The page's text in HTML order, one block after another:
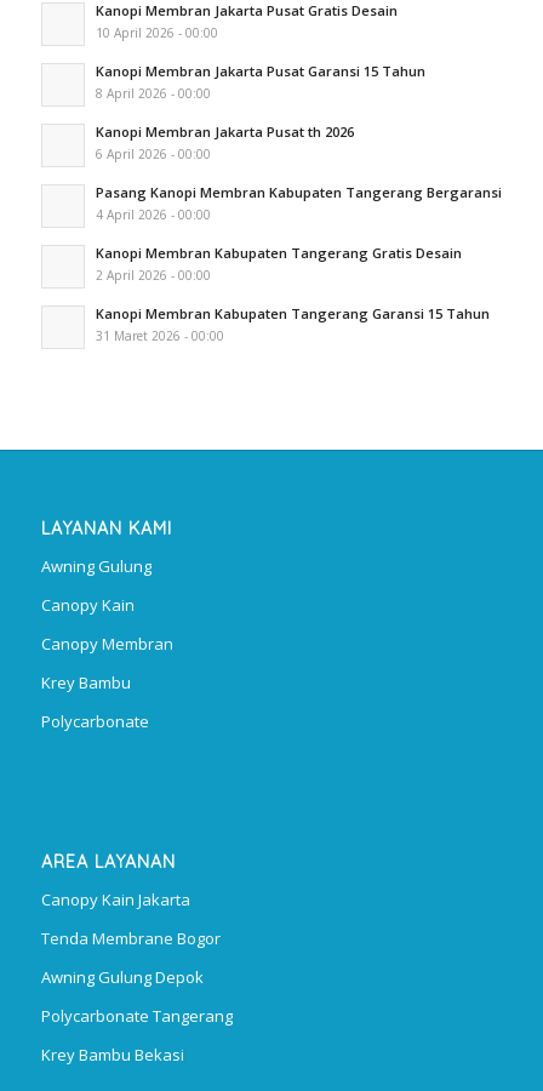
Kanopi Membran Jakarta Pusat Gratis Desain
10 April 2026 - 00:00
Kanopi Membran Jakarta Pusat Garansi 15 Tahun
8 April 2026 - 00:00
Kanopi Membran Jakarta Pusat th 2026
6 April 2026 - 00:00
Pasang Kanopi Membran Kabupaten Tangerang Bergaransi
4 April 2026 - 00:00
Kanopi Membran Kabupaten Tangerang Gratis Desain
2 April 2026 - 00:00
Kanopi Membran Kabupaten Tangerang Garansi 15 Tahun
31 Maret 2026 - 00:00
LAYANAN KAMI
Awning Gulung
Canopy Kain
Canopy Membran
Krey Bambu
Polycarbonate
AREA LAYANAN
Canopy Kain Jakarta
Tenda Membrane Bogor
Awning Gulung Depok
Polycarbonate Tangerang
Krey Bambu Bekasi